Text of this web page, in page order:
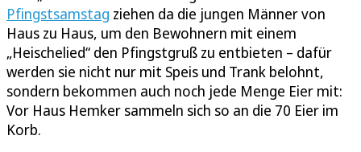
Pfingstsamstag ziehen da die jungen Männer von
Haus zu Haus, um den Bewohnern mit einem
„Heischelied“ den Pfingstgruß zu entbieten – dafür
werden sie nicht nur mit Speis und Trank belohnt,
sondern bekommen auch noch jede Menge Eier mit:
Vor Haus Hemker sammeln sich so an die 70 Eier im
Korb.